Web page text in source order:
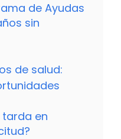
de Ayudas
sin
de salud:
en